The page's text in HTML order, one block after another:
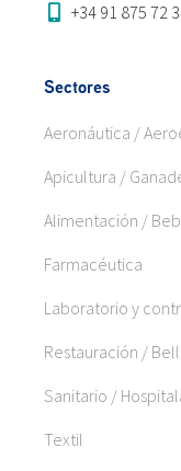
+34 91 875 72
Sectores
Aeronáutica /
Apicultura /
Alimentación /
Farmacéutica
Laboratorio y
Restauración /
Sanitario /
Textil